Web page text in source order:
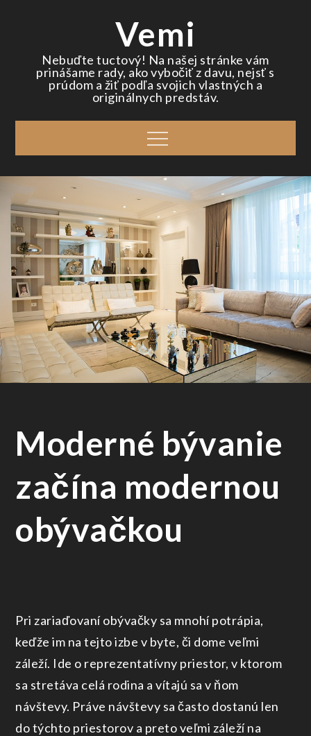
Vemi
Nebuďte tuctový! Na našej stránke vám
prinášame rady, ako vybočiť z davu, nejsť s
prúdom a žiť podľa svojich vlastných a
originálnych predstáv.
Menu
Moderné bývanie
začína modernou
obývačkou
Pri zariaďovaní obývačky sa mnohí potrápia,
keďže im na tejto izbe v byte, či dome veľmi
záleží. Ide o reprezentatívny priestor, v ktorom
sa stretáva celá rodina a vítajú sa v ňom
návštevy. Práve návštevy sa často dostanú len
do týchto priestorov a preto veľmi záleží na